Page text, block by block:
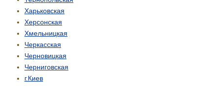
Харьковская
Херсонская
Хмельницкая
Черкасская
Черновицкая
Черниговская
г.Киев